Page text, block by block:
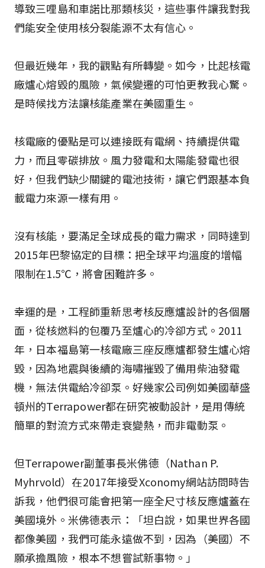
導致三哩島和車諾比那類核災，這些事件讓我對我
們能安全使用核分裂能源不太有信心。
但最近幾年，我的觀點有所轉變。如今，比起核電
廠爐心熔毀的風險，氣候變遷的可怕更教我心驚。
是時候找方法讓核能產業在美國重生。
核電廠的優點是可以連接既有電網、持續提供電
力，而且零碳排放。風力發電和太陽能發電也很
好，但我們缺少關鍵的電池技術，讓它們跟基本負
載電力來源一樣有用。
沒有核能，要滿足全球成長的電力需求，同時達到
2015年巴黎協定的目標：把全球平均溫度的增幅
限制在1.5℃，將會困難許多。
幸運的是，工程師重新思考核反應爐設計的各個層
面，從核燃料的包覆乃至爐心的冷卻方式。2011
年，日本福島第一核電廠三座反應爐都發生爐心熔
毀，因為地震與後續的海嘯摧毀了備用柴油發電
機，無法供電給冷卻泵。好幾家公司例如美國華盛
頓州的Terrapower都在研究被動設計，是用傳統
簡單的對流方式來帶走衰變熱，而非電動泵。
但Terrapower副董事長米佛德（Nathan P.
Myhrvold）在2017年接受Xconomy網站訪問時告
訴我，他們很可能會把第一座全尺寸核反應爐蓋在
美國境外。米佛德表示：「坦白說，如果世界各國
都像美國，我們可能永遠做不到，因為（美國）不
願承擔風險，根本不想嘗試新事物。」